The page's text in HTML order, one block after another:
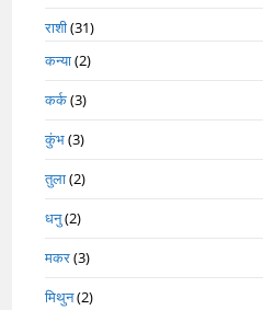
राशी(31)
कन्या(2)
कर्क(3)
कुंभ(3)
तुला(2)
धनु(2)
मकर(3)
मिथुन(2)